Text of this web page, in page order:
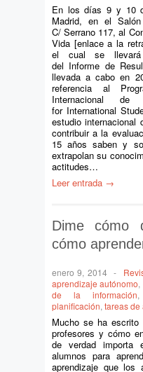
En los días 9 y 10
Madrid, en el
C/ Serrano 117, al
Vida [enlace a la
el cual se
del Informe de
llevada a cabo en
referencia al
Internacional de
for International
estudio internacional
contribuir a la
15 años saben y
extrapolan su
actitudes…
Leer entrada →
Dime cómo
cómo
enero 9, 2014 -
aprendizaje autónomo,
de la información
planificación, tareas de
Mucho se ha escrito
profesores y cómo
de verdad importa
alumnos para
aprendizaje que los